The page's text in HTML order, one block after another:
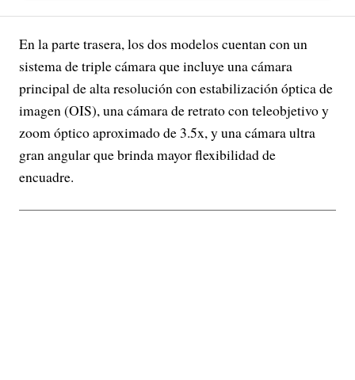
En la parte trasera, los dos modelos cuentan con un
sistema de triple cámara que incluye una cámara
principal de alta resolución con estabilización óptica de
imagen (OIS), una cámara de retrato con teleobjetivo y
zoom óptico aproximado de 3.5x, y una cámara ultra
gran angular que brinda mayor flexibilidad de
encuadre.